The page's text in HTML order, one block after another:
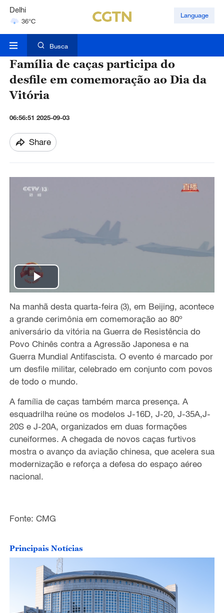
Delhi
36°C
Hyderabad
Language
Busca
Família de caças participa do
desfile em comemoração ao Dia da
Vitória
06:56:51 2025-09-03
Share
P
l
a
y
V
i
d
e
o
Na manhã desta quarta-feira (3), em Beijing, acontece
a grande cerimônia em comemoração ao 80º
aniversário da vitória na Guerra de Resistência do
Povo Chinês contra a Agressão Japonesa e na
Guerra Mundial Antifascista. O evento é marcado por
um desfile militar, celebrado em conjunto com povos
de todo o mundo.
A família de caças também marca presença. A
esquadrilha reúne os modelos J-16D, J-20, J-35A,J-
20S e J-20A, organizados em duas formações
cuneiformes. A chegada de novos caças furtivos
mostra o avanço da aviação chinesa, que acelera sua
modernização e reforça a defesa do espaço aéreo
nacional.
Fonte: CMG
Principais Notícias